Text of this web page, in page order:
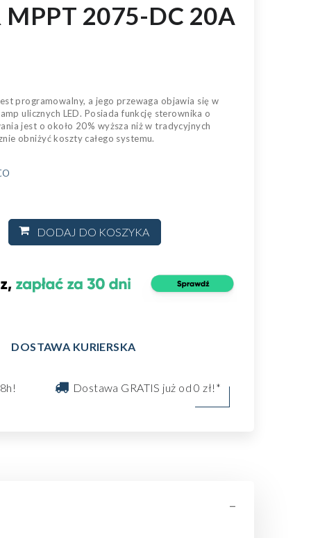
MPPT 2075-DC 20A
programowalny, a jego przewaga objawia się w
ulicznych LED. Posiada funkcję sterownika o
jest o około 20% wyższa niż w tradycyjnych
obniżyć koszty całego systemu.
DODAJ DO KOSZYKA
DOSTAWA KURIERSKA
Dostawa GRATIS już od 0 zł!*
-